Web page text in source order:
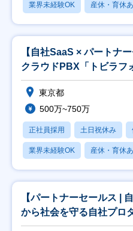
業界未経験OK 産休・育休
【自社SaaS × パートナ
クラウドPBX「トビラフ
東京都
500万~750万
正社員採用 土日祝休み
業界未経験OK 産休・育休
【パートナーセールス |
から社会を守る自社プロ